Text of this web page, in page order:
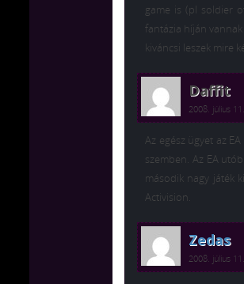
game is (pl soldier
fantázia híján
kiváncsi leszek mire
Daffit
2008. július
Az egész ügyet az
szemben. Az EA
második nagy játék
Activision.
Zedas
2008. július